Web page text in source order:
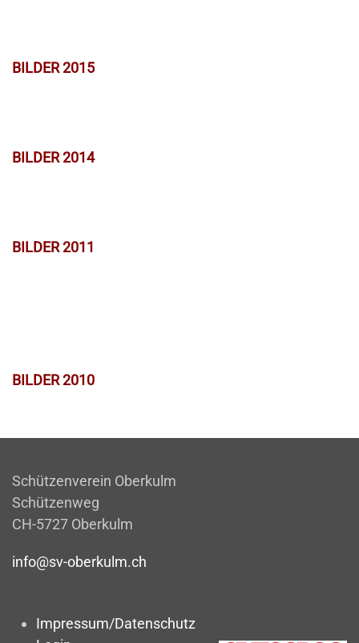
BILDER 2015
BILDER 2014
BILDER 2011
BILDER 2010
Schützenverein Oberkulm
Schützenweg
CH-5727 Oberkulm
info@sv-oberkulm.ch
Impressum/Datenschutz